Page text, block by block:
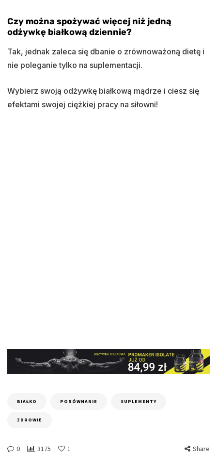
Czy można spożywać więcej niż jedną
odżywkę białkową dziennie?
Tak, jednak zaleca się dbanie o zrównoważoną dietę i
nie poleganie tylko na suplementacji.
Wybierz swoją odżywkę białkową mądrze i ciesz się
efektami swojej ciężkiej pracy na siłowni!
BIAŁKO PORÓWNANIE SUPLEMENTY
ZDROWIE
0 3175 1 Share